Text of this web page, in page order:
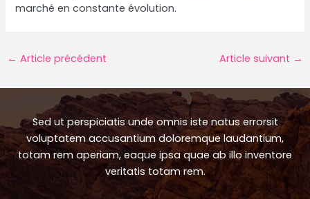
marché en constante évolution.
Navigation
articles
← Article précédent Article suivant →
Sed ut perspiciatis unde omnis iste natus errorsit
voluptatem accusantium doloremque laudantium,
totam rem aperiam, eaque ipsa quae ab illo inventore
veritatis totam rem.